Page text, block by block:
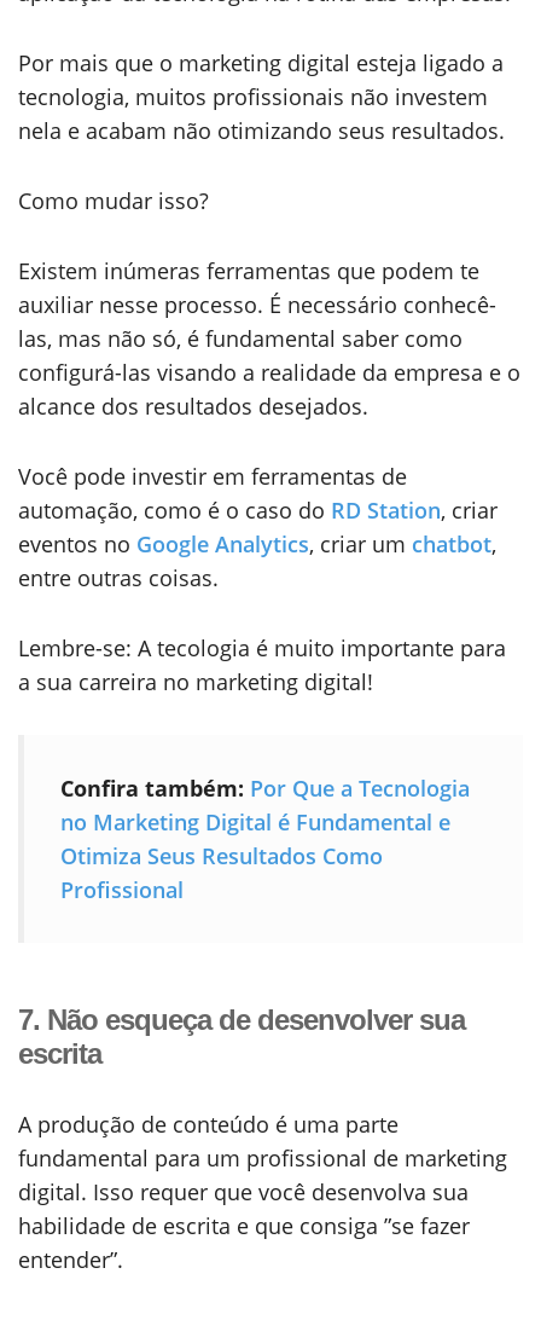
Por mais que o marketing digital esteja ligado a
tecnologia, muitos profissionais não investem
nela e acabam não otimizando seus resultados.
Como mudar isso?
Existem inúmeras ferramentas que podem te
auxiliar nesse processo. É necessário conhecê-
las, mas não só, é fundamental saber como
configurá-las visando a realidade da empresa e o
alcance dos resultados desejados.
Você pode investir em ferramentas de
automação, como é o caso do RD Station, criar
eventos no Google Analytics, criar um chatbot,
entre outras coisas.
Lembre-se: A tecologia é muito importante para
a sua carreira no marketing digital!
Confira também: Por Que a Tecnologia
no Marketing Digital é Fundamental e
Otimiza Seus Resultados Como
Profissional
7. Não esqueça de desenvolver sua
escrita
A produção de conteúdo é uma parte
fundamental para um profissional de marketing
digital. Isso requer que você desenvolva sua
habilidade de escrita e que consiga ”se fazer
entender”.